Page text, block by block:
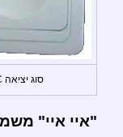
סוג יציאה C
"איי איי"